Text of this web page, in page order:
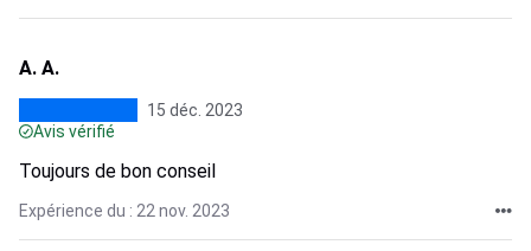
A. A.
15 déc. 2023
Avis vérifié
Toujours de bon conseil
Expérience du : 22 nov. 2023